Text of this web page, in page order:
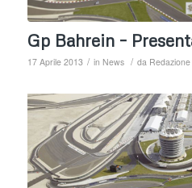
Gp Bahrein –
17 Aprile 2013 / in News / da Redazione